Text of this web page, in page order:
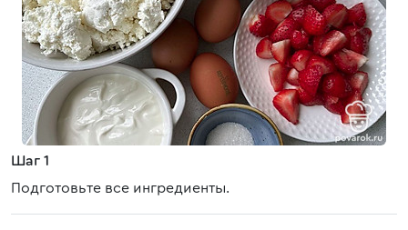
Шаг 1
Подготовьте все ингредиенты.